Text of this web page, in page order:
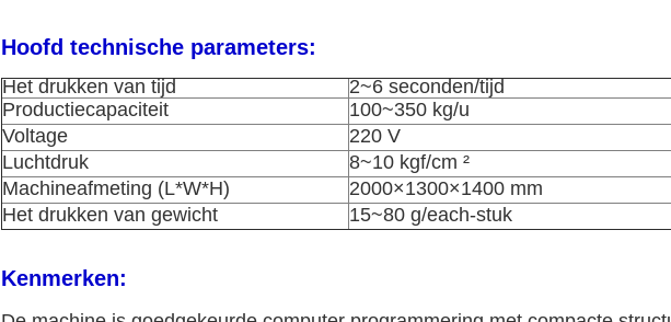
Hoofd technische parameters:
Het drukken van tijd
2~6 seconden/tijd
Productiecapaciteit
100~350 kg/u
Voltage
220 V
Luchtdruk
8~10 kgf/cm ²
Machineafmeting (L*W*H)
2000×1300×1400 mm
Het drukken van gewicht
15~80 g/each-stuk
Kenmerken: